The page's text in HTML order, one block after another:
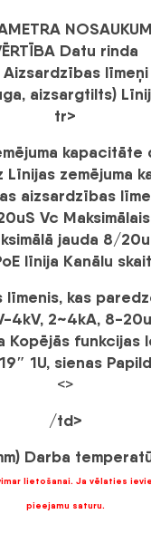
Datu rinda
Aizsardzības līmeņi
aizsargtilts)
tr>
kapacitāte
Līnijas zemējuma
aizsardzības
Vc
jauda 8/
līnija Kanālu
kas
4kV, 2~4kA, 8-
Kopējās funkcijas
1U, sienas
<>
/td>
Darba
lietošanai. Ja vēlaties
pieejamu saturu.